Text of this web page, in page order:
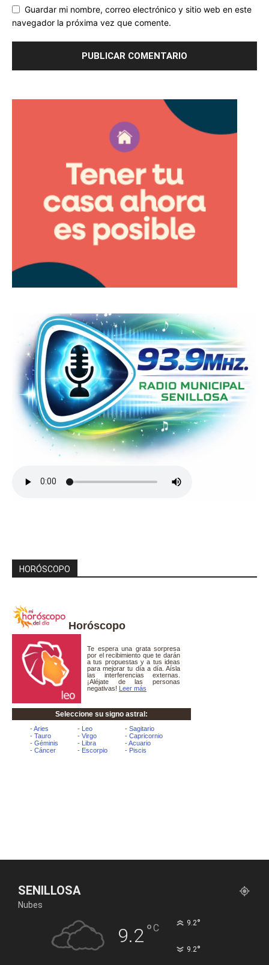
Guardar mi nombre, correo electrónico y sitio web en este
navegador la próxima vez que comente.
HORÓSCOPO
Horóscopo
SENILLOSA
Nubes
9.2°C 9.2°
9.2°